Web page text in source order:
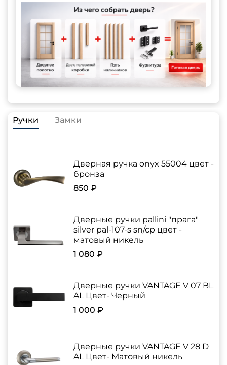
Ручки Замки
Дверная ручка onyx 55004 цвет -
бронза
850 ₽
Дверные ручки pallini "прага"
silver pal-107-s sn/cp цвет -
матовый никель
1 080 ₽
Дверные ручки VANTAGE V 07 BL
AL Цвет- Черный
1 000 ₽
Дверные ручки VANTAGE V 28 D
AL Цвет- Матовый никель